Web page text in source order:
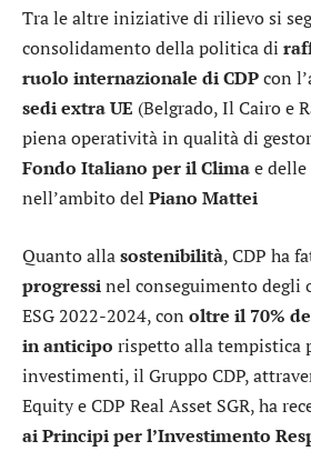
Tra le altre iniziative di rilievo si
consolidamento della politica di
ruolo internazionale di CDPcon
sedi extra UE (Belgrado, Il Cairo e
piena operatività in qualità di
Fondo Italiano per il Climae
nell’ambito del Piano Mattei
Quanto allasostenibilità, CDP ha
progressinel conseguimento
ESG 2022-2024, con oltre il 70%
in anticipo rispetto alla tempistica
investimenti, il Gruppo CDP,
Equity e CDP Real Asset SGR, ha
ai Principi per l’Investimento